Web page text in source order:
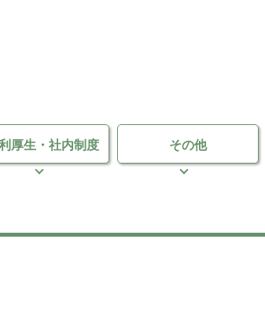
厚生・ 社内制度 その他